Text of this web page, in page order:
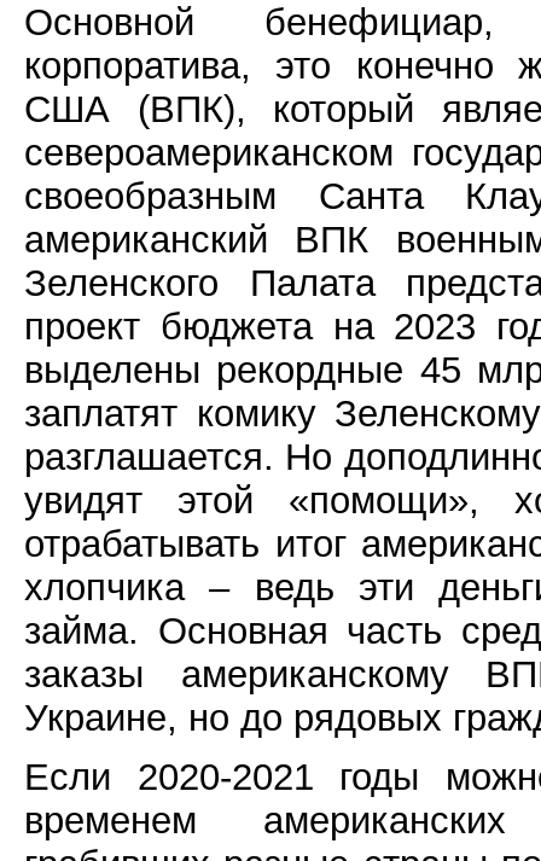
Основной бенефициар,
корпоратива, это
США (ВПК), который
североамериканском
своеобразным Санта
американский ВПК
Зеленского Палата
проект бюджета на 2023
выделены рекордные 45
заплатят комику
разглашается. Но
увидят этой «помощи»,
отрабатывать итог
хлопчика – ведь эти
займа. Основная часть
заказы американскому
Украине, но до рядовых
Если 2020-2021 годы
временем американских